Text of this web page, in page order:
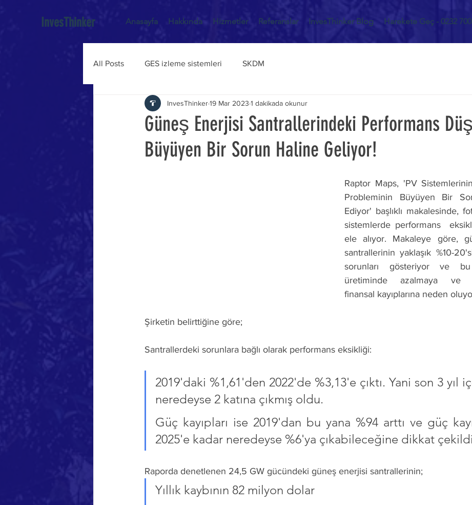
InvesThinker Anasayfa Hakkında Hizmetler Referanslar InvesThinker Blog Harekete Geç - 0232
All Posts GES izleme sistemleri SKDM
Güneş Enerjisi Santrallerindeki Performans
Büyüyen Bir Sorun Haline Geliyor!
InvesThinker19 Mar 2023 1 dakikada okunur
Raptor Maps, 'PV
Probleminin Büyüyen Bir
Ediyor' başlıklı makalesinde,
sistemlerde performans
ele alıyor. Makaleye göre,
santrallerinin yaklaşık %10-
sorunları gösteriyor ve
üretiminde azalmaya ve
finansal kayıplarına neden
Şirketin belirttiğine göre;
Santrallerdeki sorunlara bağlı olarak performans eksikliği:
2019'daki %1,61'den 2022'de %3,13'e çıktı. Yani son 3 yıl
neredeyse 2 katına çıkmış oldu.
Güç kayıpları ise 2019'dan bu yana %94 arttı ve güç
2025'e kadar neredeyse %6'ya çıkabileceğine dikkat
Raporda denetlenen 24,5 GW gücündeki güneş enerjisi santrallerinin;
Yıllık kaybının 82 milyon dolar